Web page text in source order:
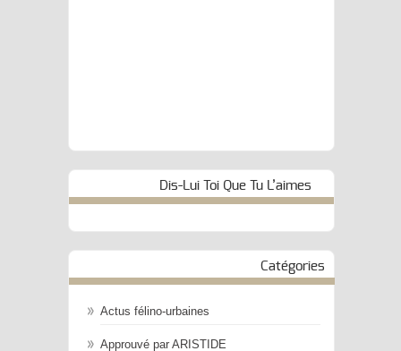
Dis-Lui Toi Que Tu L’aimes
Catégories
Actus félino-urbaines
Approuvé par ARISTIDE